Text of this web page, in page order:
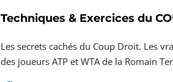
Techniques & Exercices du
Les secrets cachés du Coup Droit. Les
des joueurs ATP et WTA de la Romain